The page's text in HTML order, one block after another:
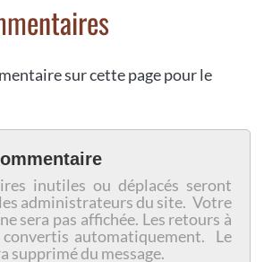
sur cette page pour le
inutiles ou déplacés seront
administrateurs du site. Votre
sera pas affichée. Les retours à
automatiquement. Le
supprimé du message.